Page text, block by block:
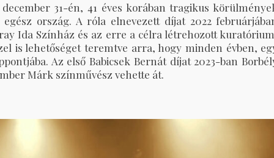
31-én, 41 éves korában tragikus
ország. A róla elnevezett díjat 2022
Ida Színház és az erre a célra létrehozott
is lehetőséget teremtve arra, hogy minden évben,
Az első Babicsek Bernát díjat 2023-ban
Márk színművész vehette át.